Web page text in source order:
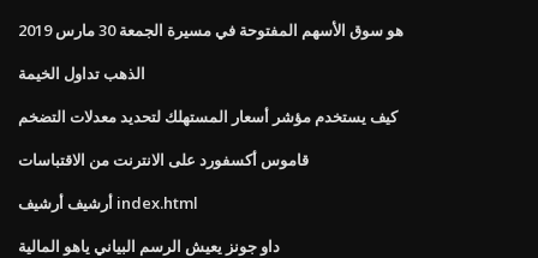
هو سوق الأسهم المفتوحة في مسيرة الجمعة 30 مارس 2019
الذهب تداول الخيمة
كيف يستخدم مؤشر أسعار المستهلك لتحديد معدلات التضخم
قاموس أكسفورد على الانترنت من الاقتباسات
أرشيف أرشيف index.html
داو جونز يعيش الرسم البياني ياهو المالية